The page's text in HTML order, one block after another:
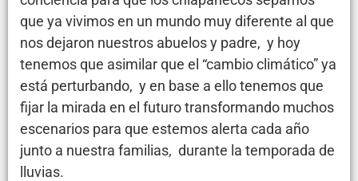
que ya vivimos en un mundo muy diferente al que
nos dejaron nuestros abuelos y padre, y hoy
tenemos que asimilar que el “cambio climático” ya
está perturbando, y en base a ello tenemos que
fijar la mirada en el futuro transformando muchos
escenarios para que estemos alerta cada año
junto a nuestra familias, durante la temporada de
lluvias.